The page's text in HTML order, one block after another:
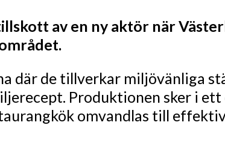
av en ny aktör när
där de tillverkar miljövänliga
Produktionen sker i
omvandlas till